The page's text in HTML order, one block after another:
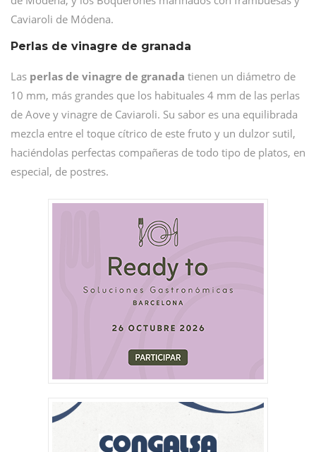
Caviaroli de Módena.
Perlas de vinagre de granada
Las perlas de vinagre de granada tienen un diámetro de
10 mm, más grandes que los habituales 4 mm de las perlas
de Aove y vinagre de Caviaroli. Su sabor es una equilibrada
mezcla entre el toque cítrico de este fruto y un dulzor sutil,
haciéndolas perfectas compañeras de todo tipo de platos, en
especial, de postres.